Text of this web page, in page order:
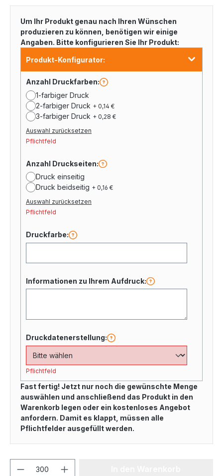
Um Ihr Produkt genau nach Ihren Wünschen
produzieren zu können, benötigen wir einige
Angaben. Bitte konfigurieren Sie Ihr Produkt:
Produkt-Konfigurator:
Anzahl Druckfarben:
1-farbiger Druck
2-farbiger Druck + 0,14 €
3-farbiger Druck + 0,28 €
Auswahl zurücksetzen
Pflichtfeld
Anzahl Druckseiten:
Druck einseitig
Druck beidseitig + 0,16 €
Auswahl zurücksetzen
Pflichtfeld
Druckfarbe:
Informationen zu Ihrem Aufdruck:
Druckdatenerstellung:
Pflichtfeld
Fast fertig! Jetzt nur noch die gewünschte Menge
auswählen und anschließend das Produkt in den
Warenkorb legen oder ein kostenloses Angebot
anfordern. Damit es klappt, müssen alle
Pflichtfelder ausgefüllt werden.